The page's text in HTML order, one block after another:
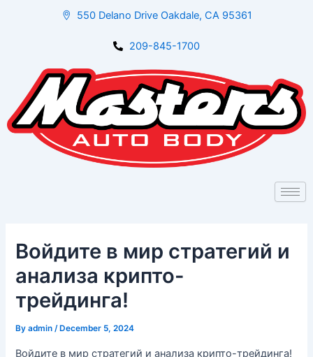
550 Delano Drive Oakdale, CA 95361
209-845-1700
Войдите в мир стратегий и
анализа крипто-
трейдинга!
Byadmin/ December 5, 2024
Войдите в мир стратегий и анализа крипто-трейдинга!